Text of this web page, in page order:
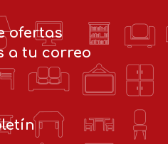
ofertas
a tu correo